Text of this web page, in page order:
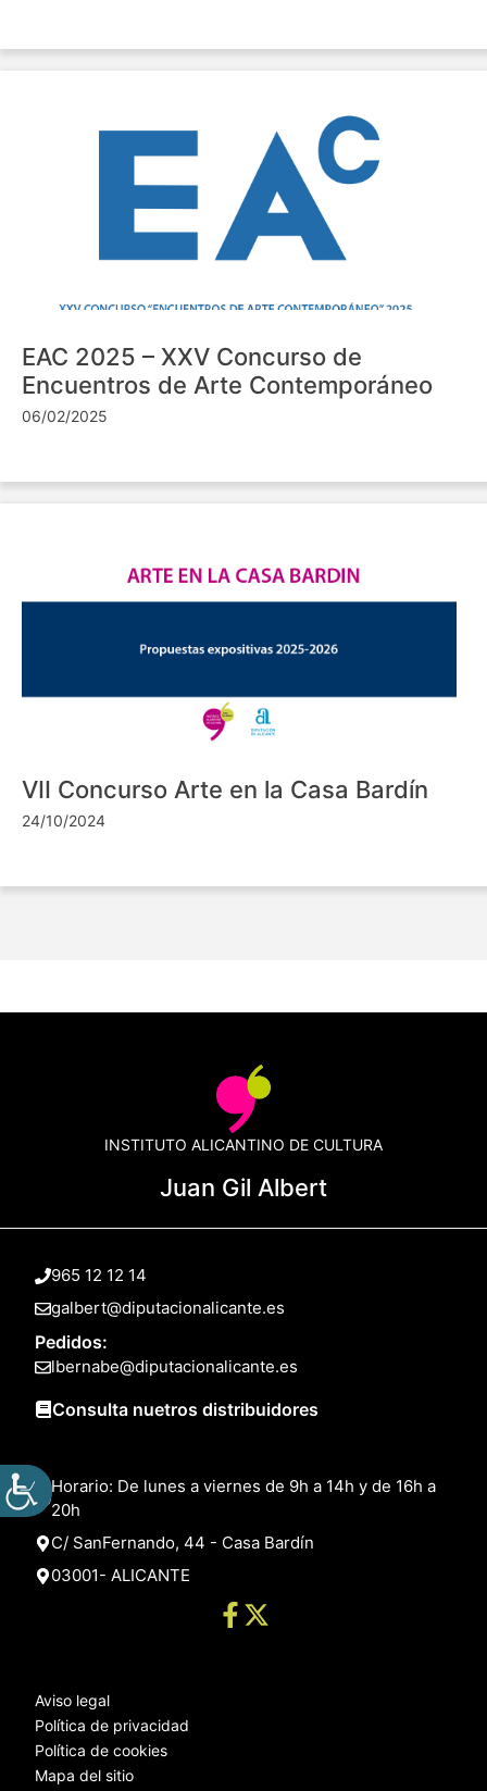
EAC 2025 – XXV Concurso de
Encuentros de Arte Contemporáneo
06/02/2025
VII Concurso Arte en la Casa Bardín
24/10/2024
INSTITUTO ALICANTINO DE CULTURA
Juan Gil Albert
965 12 12 14
galbert@diputacionalicante.es
Pedidos:
lbernabe@diputacionalicante.es
Consulta nuetros distribuidores
Horario: De lunes a viernes de 9h a 14h y de 16h a
20h
C/ SanFernando, 44 - Casa Bardín
03001- ALICANTE
Aviso legal
Política de privacidad
Política de cookies
Mapa del sitio